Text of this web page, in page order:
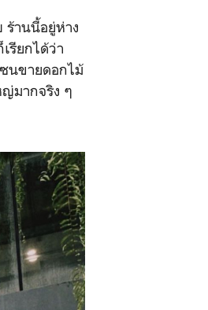
ร้านนี้อยู่ห่าง
รียกได้ว่า
นขายดอกไม้
มากจริง ๆ